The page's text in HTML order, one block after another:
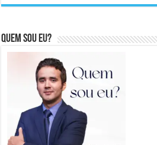
Quem sou eu?